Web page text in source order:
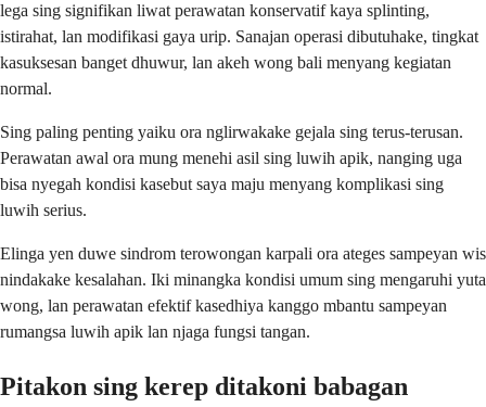
lega sing signifikan liwat perawatan konservatif kaya splinting,
istirahat, lan modifikasi gaya urip. Sanajan operasi dibutuhake, tingkat
kasuksesan banget dhuwur, lan akeh wong bali menyang kegiatan
normal.
Sing paling penting yaiku ora nglirwakake gejala sing terus-terusan.
Perawatan awal ora mung menehi asil sing luwih apik, nanging uga
bisa nyegah kondisi kasebut saya maju menyang komplikasi sing
luwih serius.
Elinga yen duwe sindrom terowongan karpali ora ateges sampeyan wis
nindakake kesalahan. Iki minangka kondisi umum sing mengaruhi yuta
wong, lan perawatan efektif kasedhiya kanggo mbantu sampeyan
rumangsa luwih apik lan njaga fungsi tangan.
Pitakon sing kerep ditakoni babagan